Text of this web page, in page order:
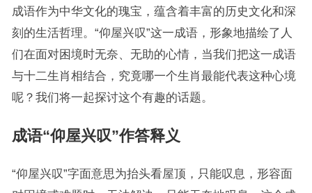
成语作为中华文化的瑰宝，蕴含着丰富的历史文化和深
刻的生活哲理。“仰屋兴叹”这一成语，形象地描绘了人
们在面对困境时无奈、无助的心情，当我们把这一成语
与十二生肖相结合，究竟哪一个生肖最能代表这种心境
呢？我们将一起探讨这个有趣的话题。
成语“仰屋兴叹”作答释义
“仰屋兴叹”字面意思为抬头看屋顶，只能叹息，形容面